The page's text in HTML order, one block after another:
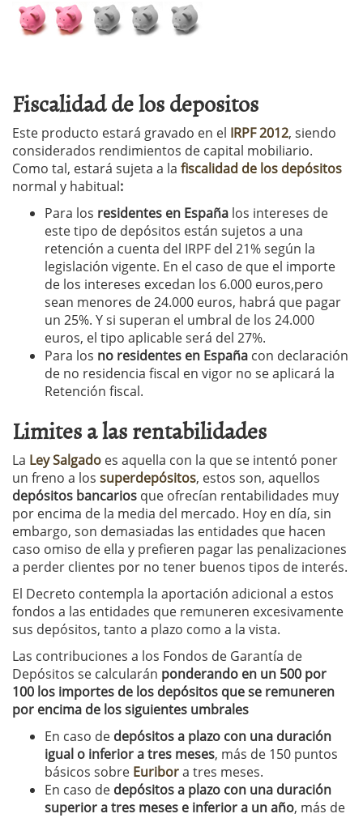
Fiscalidad de los depositos
Este producto estará gravado en el IRPF 2012, siendo
considerados rendimientos de capital mobiliario.
Como tal, estará sujeta a la fiscalidad de los depósitos
normal y habitual:
Para los residentes en España los intereses de
este tipo de depósitos están sujetos a una
retención a cuenta del IRPF del 21% según la
legislación vigente. En el caso de que el importe
de los intereses excedan los 6.000 euros,pero
sean menores de 24.000 euros, habrá que pagar
un 25%. Y si superan el umbral de los 24.000
euros, el tipo aplicable será del 27%.
Para los no residentes en España con declaración
de no residencia fiscal en vigor no se aplicará la
Retención fiscal.
Limites a las rentabilidades
La Ley Salgado es aquella con la que se intentó poner
un freno a los superdepósitos, estos son, aquellos
depósitos bancarios que ofrecían rentabilidades muy
por encima de la media del mercado. Hoy en día, sin
embargo, son demasiadas las entidades que hacen
caso omiso de ella y prefieren pagar las penalizaciones
a perder clientes por no tener buenos tipos de interés.
El Decreto contempla la aportación adicional a estos
fondos a las entidades que remuneren excesivamente
sus depósitos, tanto a plazo como a la vista.
Las contribuciones a los Fondos de Garantía de
Depósitos se calcularán ponderando en un 500 por
100 los importes de los depósitos que se remuneren
por encima de los siguientes umbrales
En caso de depósitos a plazo con una duración
igual o inferior a tres meses, más de 150 puntos
básicos sobre Euribora tres meses.
En caso de depósitos a plazo con una duración
superior a tres meses e inferior a un año, más de